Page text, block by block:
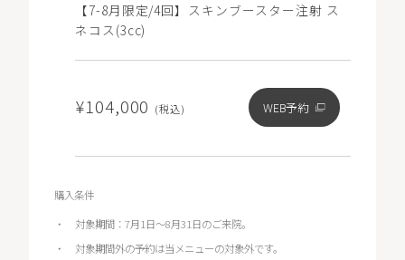
【7-8月限定/4回】スキンブースター注射 ス
ネコス(3cc)
¥104,000 (税込) WEB予約
購入条件
対象期間：7月1日～8月31日のご来院。
対象期間外の予約は当メニューの対象外です。